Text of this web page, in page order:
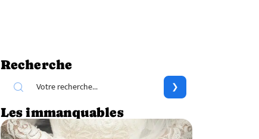
Recherche
Les immanquables